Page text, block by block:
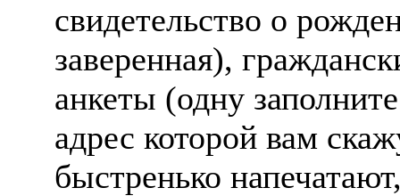
свидетельство о
заверенная),
анкеты (одну
адрес которой вам
быстренько